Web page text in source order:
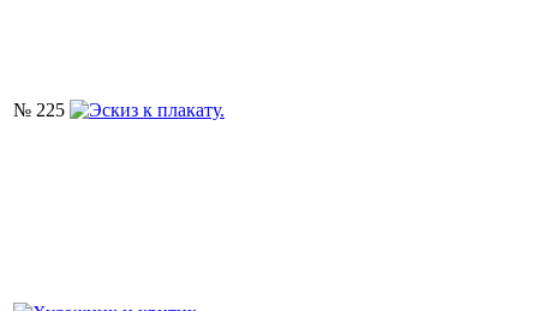
№ 225